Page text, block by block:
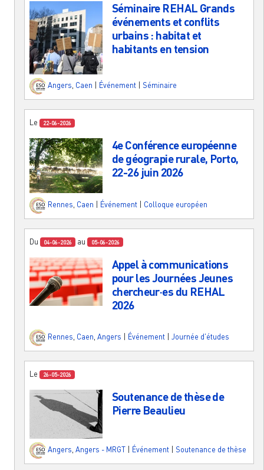
Séminaire REHAL Grands
événements et conflits
urbains : habitat et
habitants en tension
Angers, Caen Événement Séminaire
Le 22-06-2026
4e Conférence européenne
de géograpie rurale, Porto,
22-26 juin 2026
Rennes Caen Événement Colloque européen
Du 04-06-2026 au 05-06-2026
Appel à communications
pour les Journées Jeunes
chercheur·es du REHAL
2026
Rennes Caen Angers Événement Journée d'études
Le 26-05-2026
Soutenance de thèse de
Pierre Beaulieu
Angers Angers - MRGT Événement Soutenance de thèse